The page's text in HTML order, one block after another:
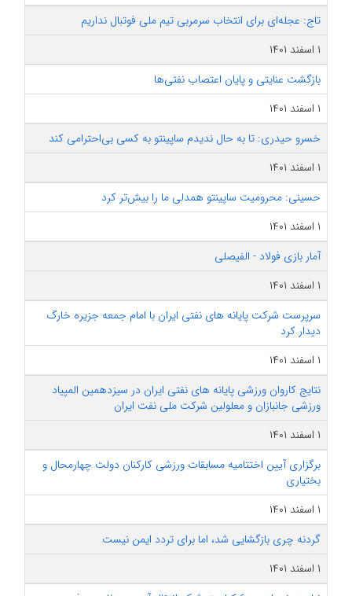
تاج: عجله‌ای برای انتخاب سرمربی تیم ملی فوتبال نداریم
۱ اسفند ۱۴۰۱
بازگشت عنایتی و پایان اعتصاب نفتی‌ها
۱ اسفند ۱۴۰۱
خسرو حیدری: تا به حال ندیدم ساپینتو به کسی بی‌احترامی کند
۱ اسفند ۱۴۰۱
حسینی: محرومیت ساپینتو همدلی ما را بیش‌تر کرد
۱ اسفند ۱۴۰۱
آمار بازی فولاد - الفیصلی
۱ اسفند ۱۴۰۱
سرپرست شرکت پایانه های نفتی ایران با امام جمعه جزیره خارگ
دیدار کرد
۱ اسفند ۱۴۰۱
نتایج کاروان ورزشی پایانه های نفتی ایران در سیزدهمین المپیاد
ورزشی جانبازان و معلولین شرکت ملی نفت ایران
۱ اسفند ۱۴۰۱
برگزاری آیین اختتامیه مسابقات ورزشی کارکنان دولت چهارمحال و
بختیاری
۱ اسفند ۱۴۰۱
گردنه چری بازگشایی شد، اما برای تردد ایمن نیست
۱ اسفند ۱۴۰۱